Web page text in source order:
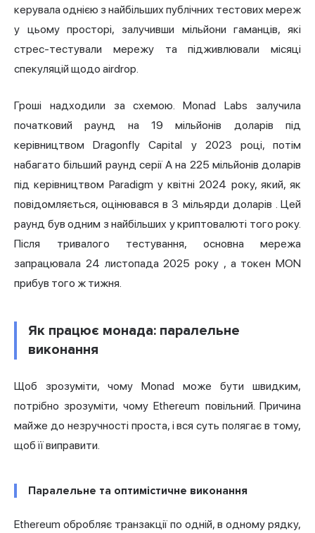
керувала однією з найбільших публічних тестових мереж
у цьому просторі, залучивши мільйони гаманців, які
стрес-тестували мережу та підживлювали місяці
спекуляцій щодо airdrop.
Гроші надходили за схемою. Monad Labs залучила
початковий раунд на 19 мільйонів доларів під
керівництвом Dragonfly Capital у 2023 році, потім
набагато більший раунд серії A на 225 мільйонів доларів
під керівництвом Paradigm у квітні 2024 року, який, як
повідомляється, оцінювався в 3 мільярди доларів . Цей
раунд був одним з найбільших у криптовалюті того року.
Після тривалого тестування, основна мережа
запрацювала 24 листопада 2025 року , а токен MON
прибув того ж тижня.
Як працює монада: паралельне
виконання
Щоб зрозуміти, чому Monad може бути швидким,
потрібно зрозуміти, чому Ethereum повільний. Причина
майже до незручності проста, і вся суть полягає в тому,
щоб її виправити.
Паралельне та оптимістичне виконання
Ethereum обробляє транзакції по одній, в одному рядку,